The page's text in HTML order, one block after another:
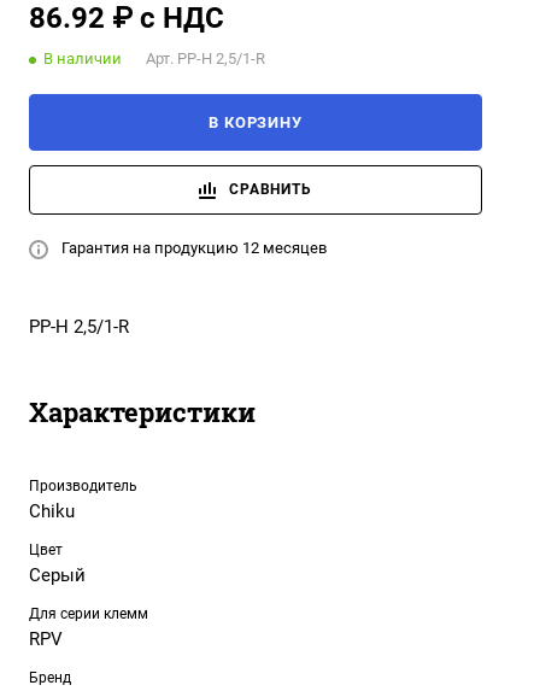
86.92 ₽ с НДС
В наличии Арт. PP-H 2,5/1-R
В КОРЗИНУ
СРАВНИТЬ
Гарантия на продукцию 12 месяцев
PP-H 2,5/1-R
Характеристики
Производитель
Chiku
Цвет
Серый
Для серии клемм
RPV
Бренд